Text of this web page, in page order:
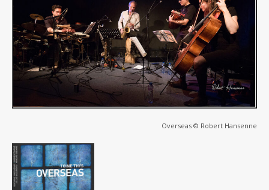
Overseas © Robert Hansenne